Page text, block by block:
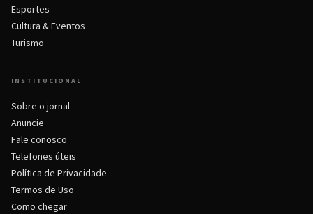
Esportes
Cultura & Eventos
Turismo
INSTITUCIONAL
Sobre o jornal
Anuncie
Fale conosco
Telefones úteis
Política de Privacidade
Termos de Uso
Como chegar